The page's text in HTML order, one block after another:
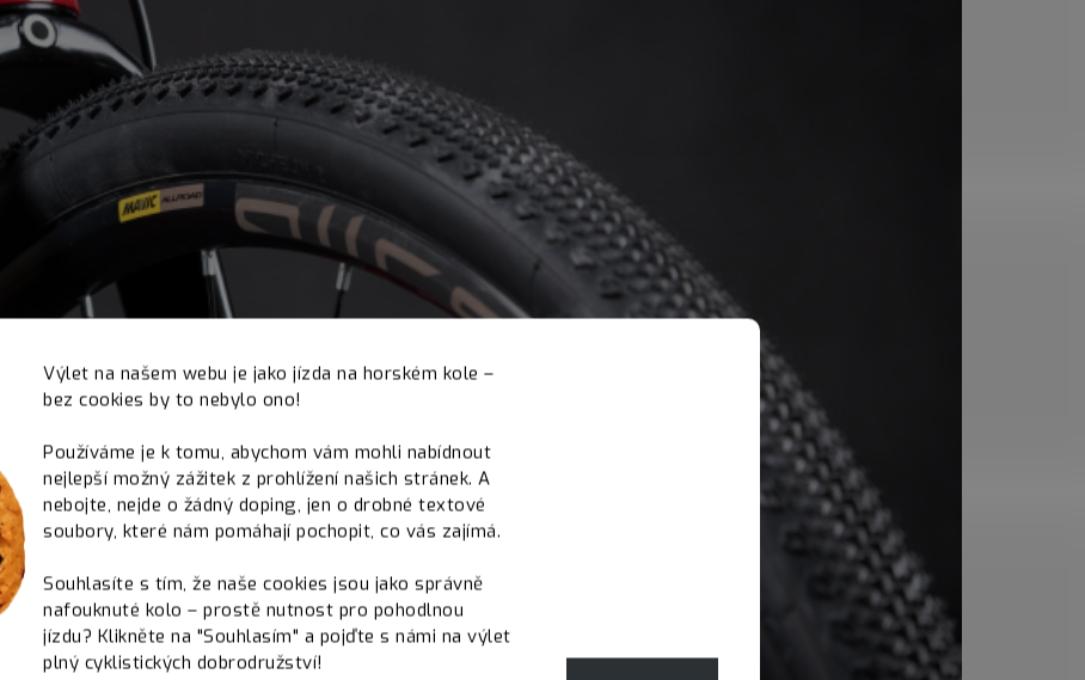
Výlet na našem webu je jako jízda na horském kole –
bez cookies by to nebylo ono!
Používáme je k tomu, abychom vám mohli nabídnout
nejlepší možný zážitek z prohlížení našich stránek. A
nebojte, nejde o žádný doping, jen o drobné textové
soubory, které nám pomáhají pochopit, co vás zajímá.
Souhlasíte s tím, že naše cookies jsou jako správně
nafouknuté kolo – prostě nutnost pro pohodlnou
jízdu? Klikněte na "Souhlasím" a pojďte s námi na výlet
plný cyklistických dobrodružství!